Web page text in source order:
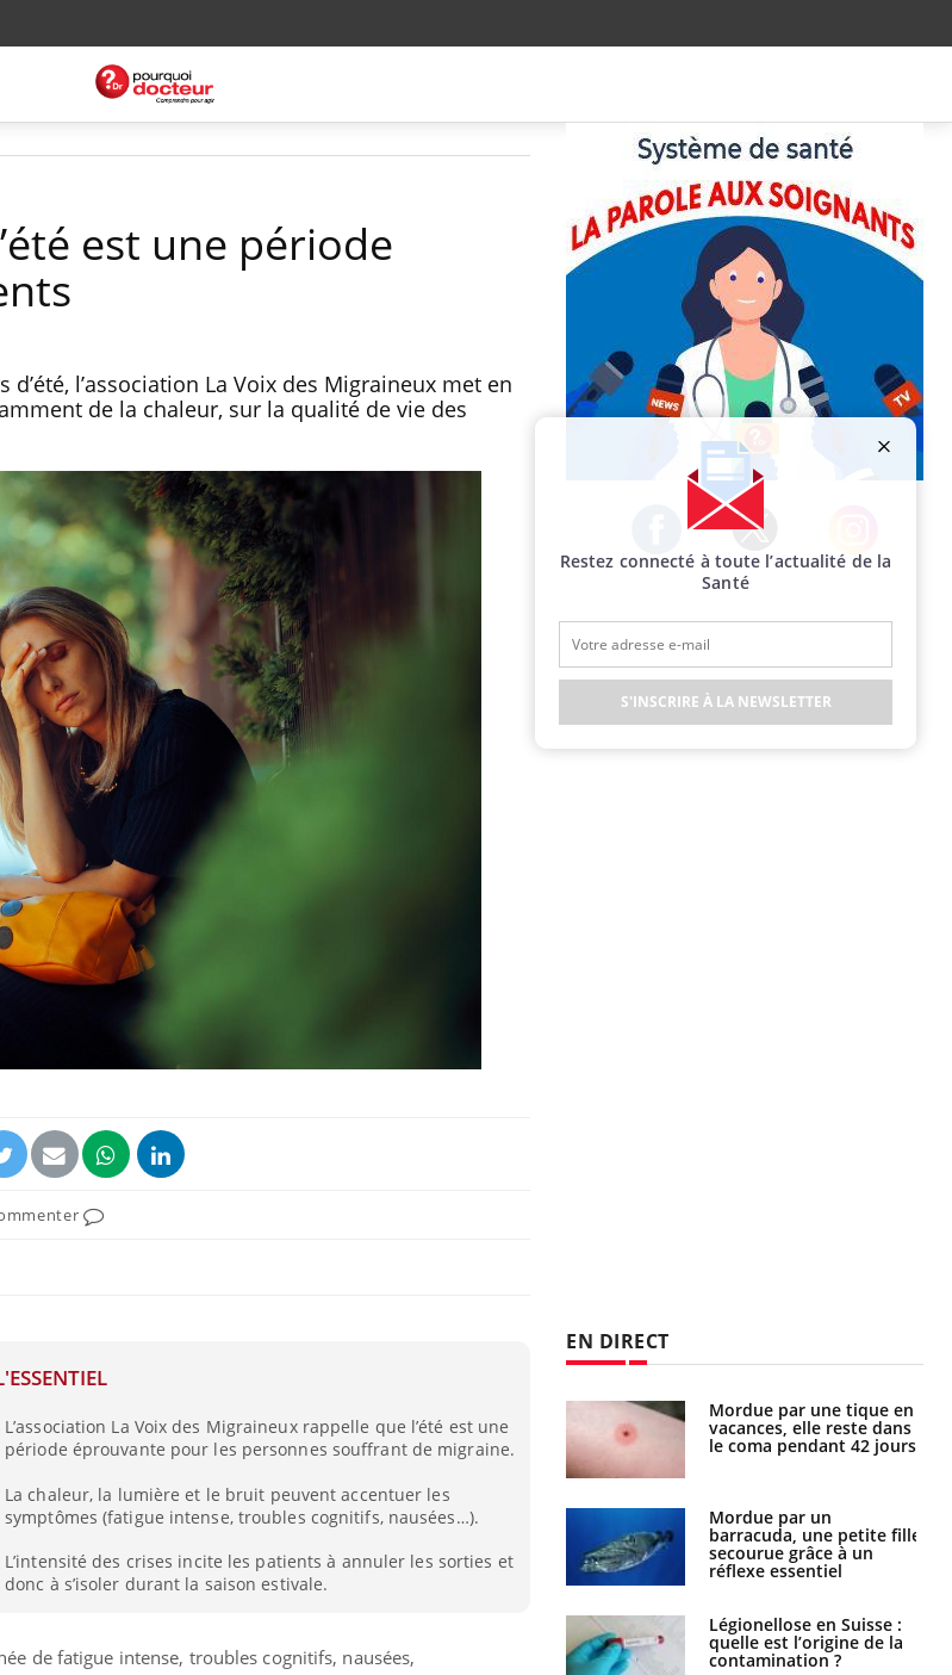
est une période
l’association La Voix des Migraineux met en
de la chaleur, sur la qualité de vie des
L’association La Voix des Migraineux rappelle que l’été est une
période éprouvante pour les personnes souffrant de migraine.
La chaleur, la lumière et le bruit peuvent accentuer les
symptômes (fatigue intense, troubles cognitifs, nausées…).
L’intensité des crises incite les patients à annuler les sorties et
donc à s’isoler durant la saison estivale.
de fatigue intense, troubles cognitifs, nausées,
Facebook Twitter Instagram
EN DIRECT
gâche-t-il les premiers
jours de vos vacances ?
Fortes chaleurs :
pourquoi le risque de
noyade grimpe-t-il ?
?
de protéines pourrait
finalement être bénéfique
Grossesse et chaleur : ce
lecture ?
Mordue par une tique en
vacances, elle reste dans
le coma pendant 42 jours
Mordue par un
barracuda, une petite fille
secourue grâce à un
réflexe essentiel
Légionellose en Suisse :
quelle est l’origine de la
contamination ?
Restez connecté à toute l’actualité de la
Santé
S'INSCRIRE À LA NEWSLETTER